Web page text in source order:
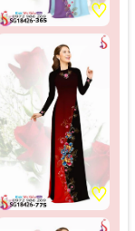
♡
♡